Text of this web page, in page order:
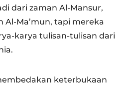
dari zaman Al-Mansur,
Al-Ma’mun, tapi mereka
karya tulisan-tulisan dari
keterbukaan